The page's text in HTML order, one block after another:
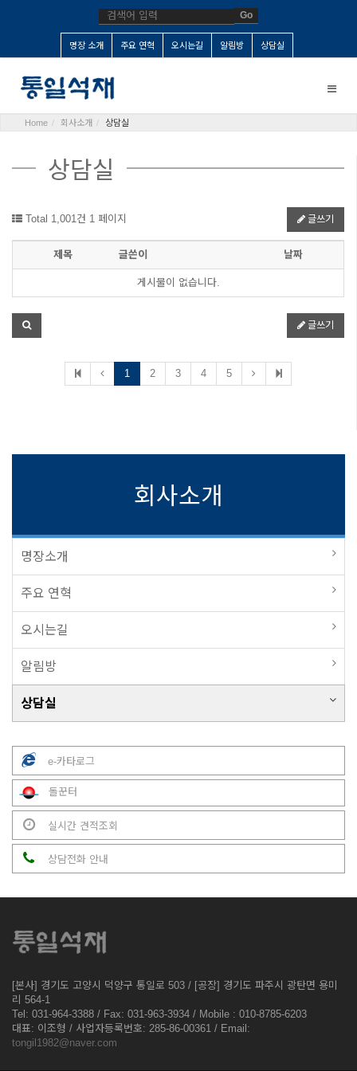
Go
명장 소개 주요 연혁 오시는길 알림방 상담실
Toggle
Home 회사소개 상담실
상담실
Total 1,001건 1 페이지 글쓰기
제목 글쓴이 날짜
게시물이 없습니다.
글쓰기
1 2 3 4 5
회사소개
명장소개
주요 연혁
오시는길
알림방
상담실
e-카타로그
돌꾼터
실시간 견적조회
상담전화 안내
[본사] 경기도 고양시 덕양구 통일로 503 / [공장] 경기도 파주시 광탄면 용미
리 564-1
Tel: 031-964-3388 / Fax: 031-963-3934 / Mobile : 010-8785-6203
대표: 이조형 / 사업자등록번호: 285-86-00361 / Email:
tongil1982@naver.com